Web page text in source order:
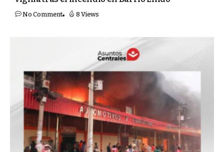
No Comment 8 Views